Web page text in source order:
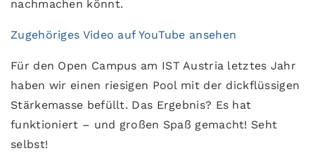
nachmachen könnt.
Zugehöriges Video auf YouTube ansehen
Für den Open Campus am IST Austria letztes Jahr
haben wir einen riesigen Pool mit der dickflüssigen
Stärkemasse befüllt. Das Ergebnis? Es hat
funktioniert – und großen Spaß gemacht! Seht
selbst!